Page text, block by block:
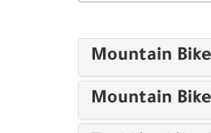
Mountain
Mountain